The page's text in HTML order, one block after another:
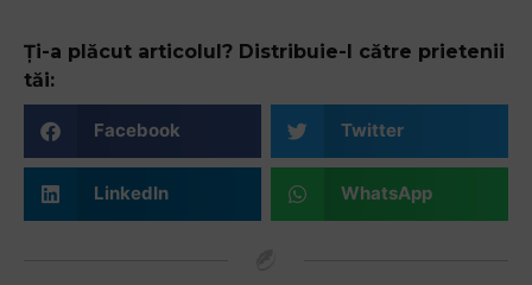
Ți-a plăcut articolul? Distribuie-l către prietenii
tăi:
Facebook Twitter
LinkedIn WhatsApp